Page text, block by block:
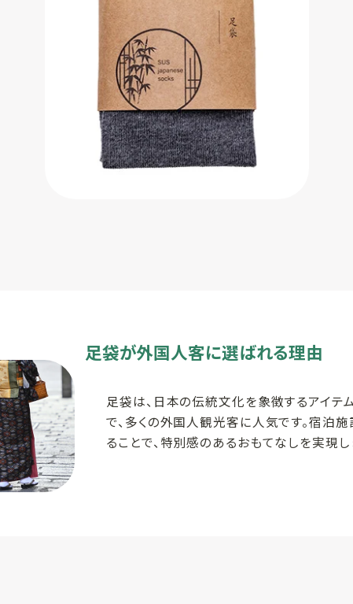
足袋が外国人客に選ばれる理由
足袋は、日本の伝統文化を象徴するアイテ
で、多くの外国人観光客に人気です。宿泊
ることで、特別感のあるおもてなしを実現し